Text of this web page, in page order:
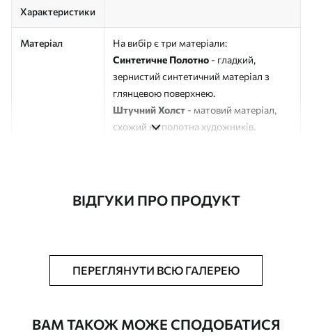
Характеристики
Матеріал
На вибір є три матеріали:
Синтетичне Полотно - гладкий,
зернистий синтетичний матеріал з
глянцевою поверхнею.
Штучний Холст - матовий матеріал,
схожий на полотна художників.
Додатково Можна додати лакове покриття.
ВІДГУКИ ПРО ПРОДУКТ
ПЕРЕГЛЯНУТИ ВСЮ ГАЛЕРЕЮ
ВАМ ТАКОЖ МОЖЕ СПОДОБАТИСЯ